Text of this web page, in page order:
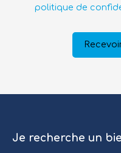
politique de
Je recherche un